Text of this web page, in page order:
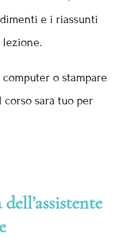
e i riassunti
lezione.
computer o stampare
sarà tuo per